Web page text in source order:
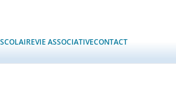
VIE ASSOCIATIVECONTACT